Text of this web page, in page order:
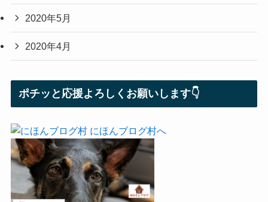
2020年5月
2020年4月
ポチッと応援よろしくお願いします👇